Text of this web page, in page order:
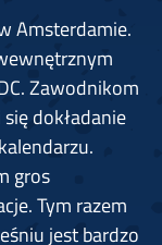
Amsterdamie.
Zawodnikom
dokładanie
gros
Tym razem
jest bardzo